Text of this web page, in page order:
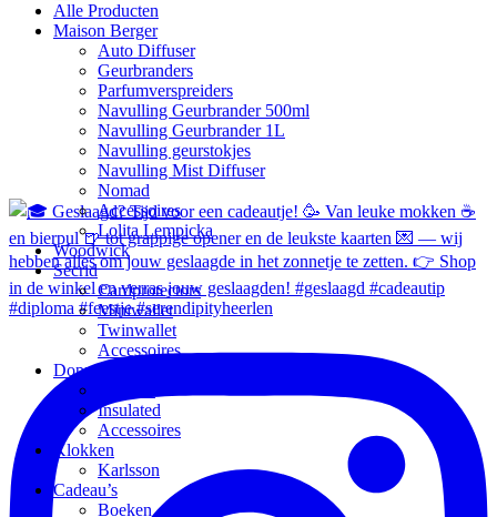
Alle Producten
Maison Berger
Auto Diffuser
Geurbranders
Parfumverspreiders
Navulling Geurbrander 500ml
Navulling Geurbrander 1L
Navulling geurstokjes
Navulling Mist Diffuser
Nomad
Accessoires
Lolita Lempicka
Woodwick
Secrid
Cardprotectors
Miniwallet
Twinwallet
Accessoires
Dopper
Insulated
Accessoires
Klokken
Karlsson
Cadeau’s
Boeken